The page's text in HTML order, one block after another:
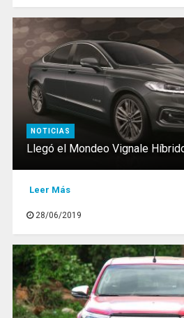
NOTICIAS
Llegó el Mondeo Vignale
Leer Más
28/06/2019